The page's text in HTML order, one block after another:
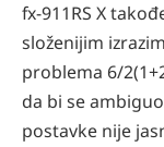
fx-911RS X
složenijim
problema 6/
da bi se
postavke nije